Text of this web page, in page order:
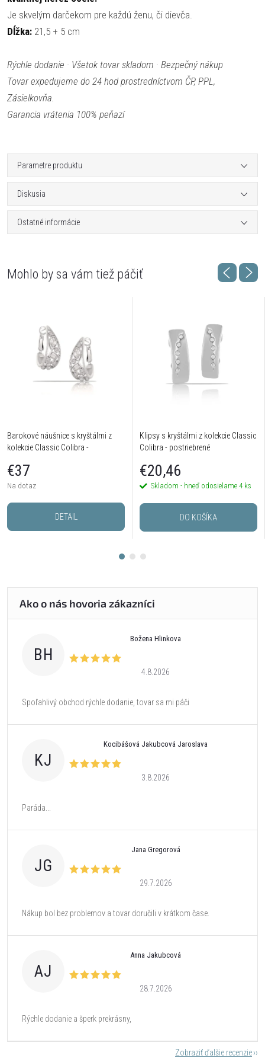
Je skvelým darčekom pre každú ženu, či dievča.
Dĺžka: 21,5 + 5 cm
Rýchle dodanie · Všetok tovar skladom · Bezpečný nákup
Tovar expedujeme do 24 hod prostredníctvom ČP, PPL,
Zásielkovňa.
Garancia vrátenia 100% peňazí
Parametre produktu
Diskusia
Ostatné informácie
Barokové náušnice s kryštálmi z
kolekcie Classic Colibra -
€37
Na dotaz
DETAIL
Klipsy s kryštálmi z kolekcie Classic
Colibra - postriebrené
€20,46
Skladom - hneď odosielame 4 ks
DO KOŠÍKA
BH
Božena Hlinkova
4.8.2026
Spoľahlivý obchod rýchle dodanie, tovar sa mi páči
KJ
Kocibášová Jakubcová Jaroslava
3.8.2026
Paráda...
JG
Jana Gregorová
29.7.2026
Nákup bol bez problemov a tovar doručili v krátkom čase.
AJ
Anna Jakubcová
28.7.2026
Rýchle dodanie a šperk prekrásny,
Zobraziť ďalšie recenzie